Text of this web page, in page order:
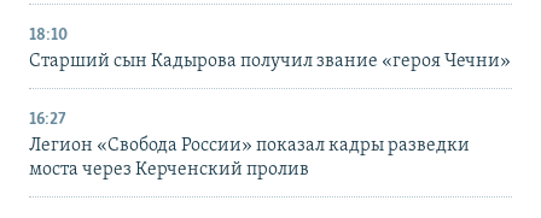
18:10
Старший сын Кадырова получил звание «героя Чечни»
16:27
Легион «Свобода России» показал кадры разведки
моста через Керченский пролив